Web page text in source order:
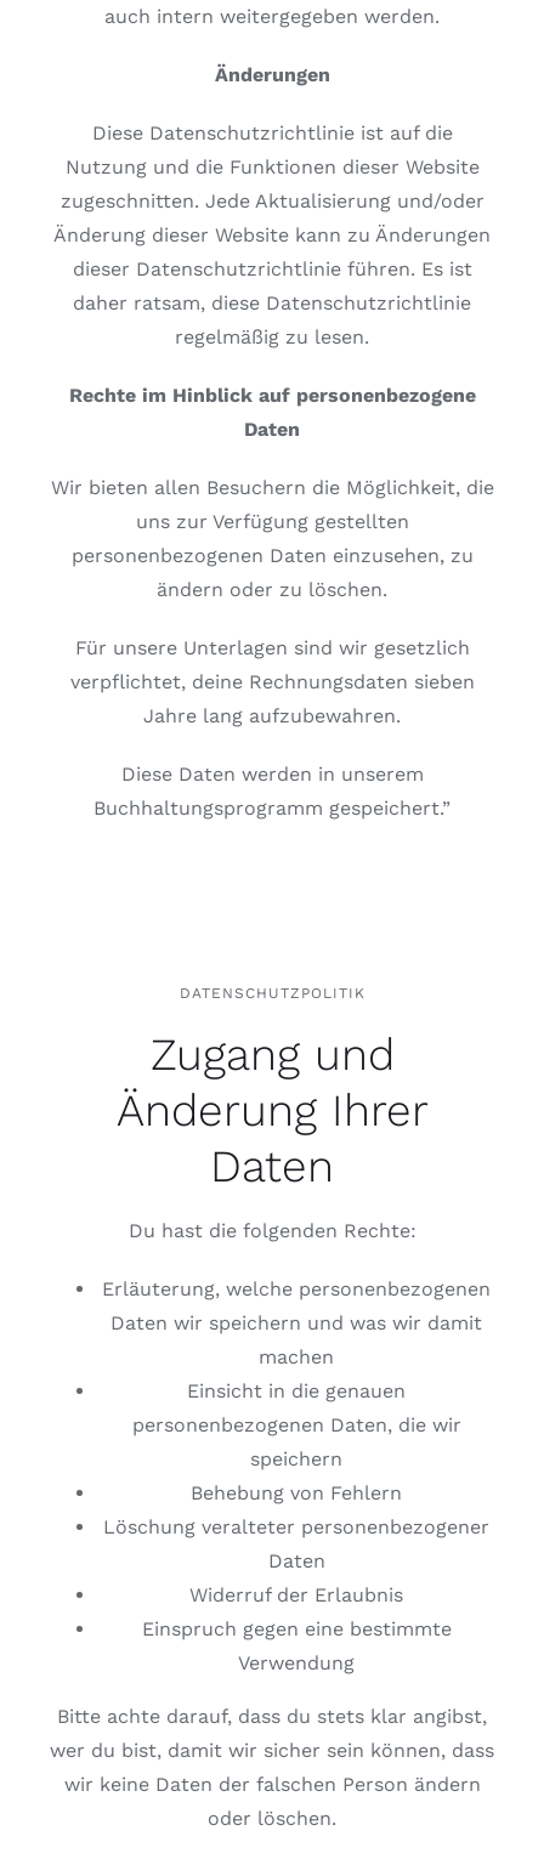
auch intern weitergegeben werden.
Änderungen
Diese Datenschutzrichtlinie ist auf die
Nutzung und die Funktionen dieser Website
zugeschnitten. Jede Aktualisierung und/oder
Änderung dieser Website kann zu Änderungen
dieser Datenschutzrichtlinie führen. Es ist
daher ratsam, diese Datenschutzrichtlinie
regelmäßig zu lesen.
Rechte im Hinblick auf personenbezogene
Daten
Wir bieten allen Besuchern die Möglichkeit, die
uns zur Verfügung gestellten
personenbezogenen Daten einzusehen, zu
ändern oder zu löschen.
Für unsere Unterlagen sind wir gesetzlich
verpflichtet, deine Rechnungsdaten sieben
Jahre lang aufzubewahren.
Diese Daten werden in unserem
Buchhaltungsprogramm gespeichert.”
DATENSCHUTZPOLITIK
Zugang und
Änderung Ihrer
Daten
Du hast die folgenden Rechte:
Erläuterung, welche personenbezogenen
Daten wir speichern und was wir damit
machen
Einsicht in die genauen
personenbezogenen Daten, die wir
speichern
Behebung von Fehlern
Löschung veralteter personenbezogener
Daten
Widerruf der Erlaubnis
Einspruch gegen eine bestimmte
Verwendung
Bitte achte darauf, dass du stets klar angibst,
wer du bist, damit wir sicher sein können, dass
wir keine Daten der falschen Person ändern
oder löschen.